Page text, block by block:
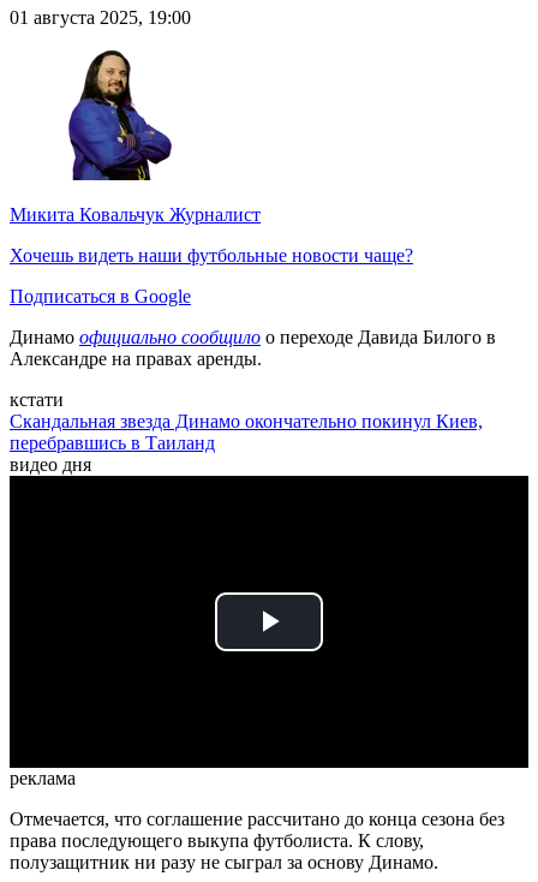
01 августа 2025, 19:00
Микита Ковальчук Журналист
Хочешь видеть наши футбольные новости чаще?
Подписаться в Google
Динамо официально сообщило о переходе Давида Билого в
Александре на правах аренды.
кстати
Скандальная звезда Динамо окончательно покинул Киев,
перебравшись в Таиланд
видео дня
Play
реклама
Отмечается, что соглашение рассчитано до конца сезона без
права последующего выкупа футболиста. К слову,
полузащитник ни разу не сыграл за основу Динамо.